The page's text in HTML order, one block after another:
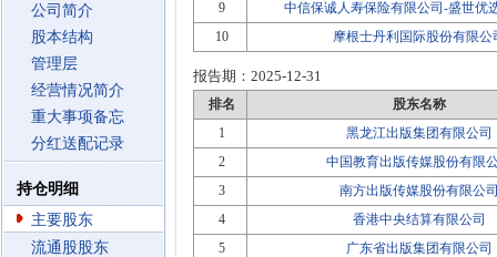
公司简介
股本结构
管理层
经营情况简介
重大事项备忘
分红送配记录
持仓明细
主要股东
流通股股东
9
中信保诚人寿保险有限公司-盛世优
10
摩根士丹利国际股份有限公
报告期： 2025-12-31
排名
股东名称
1
黑龙江出版集团有限公司
2
中国教育出版传媒股份有限
3
南方出版传媒股份有限公
4
香港中央结算有限公司
5
广东省出版集团有限公司